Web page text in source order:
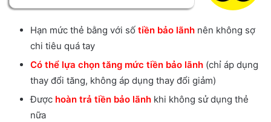
Hạn mức thẻ bằng với số tiền bảo lãnh nên không sợ
chi tiêu quá tay
Có thể lựa chọn tăng mức tiền bảo lãnh (chỉ áp dụng
thay đổi tăng, không áp dụng thay đổi giảm)
Được hoàn trả tiền bảo lãnh khi không sử dụng thẻ
nữa